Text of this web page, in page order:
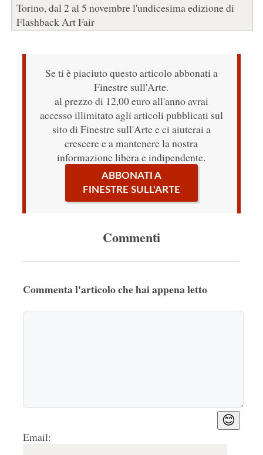
Torino, dal 2 al 5 novembre l'undicesima edizione di
Flashback Art Fair
Se ti è piaciuto questo articolo abbonati a
Finestre sull'Arte.
al prezzo di 12,00 euro all'anno avrai
accesso illimitato agli articoli pubblicati sul
sito di Finestre sull'Arte e ci aiuterai a
crescere e a mantenere la nostra
informazione libera e indipendente.
ABBONATI A
FINESTRE SULL'ARTE
Commenti
Commenta l'articolo che hai appena letto
😊
Email: